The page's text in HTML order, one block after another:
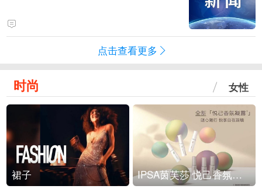
点击查看更多
时尚 女性
裙子 IPSA茵芙莎 悦己香氛凝露上市